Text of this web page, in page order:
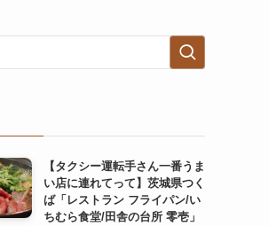
【タクシー運転手さん一番うま
い店に連れてって】茨城県つく
ば「レストラン フライパン/い
ちむら食堂/田舎の台所 零壱」